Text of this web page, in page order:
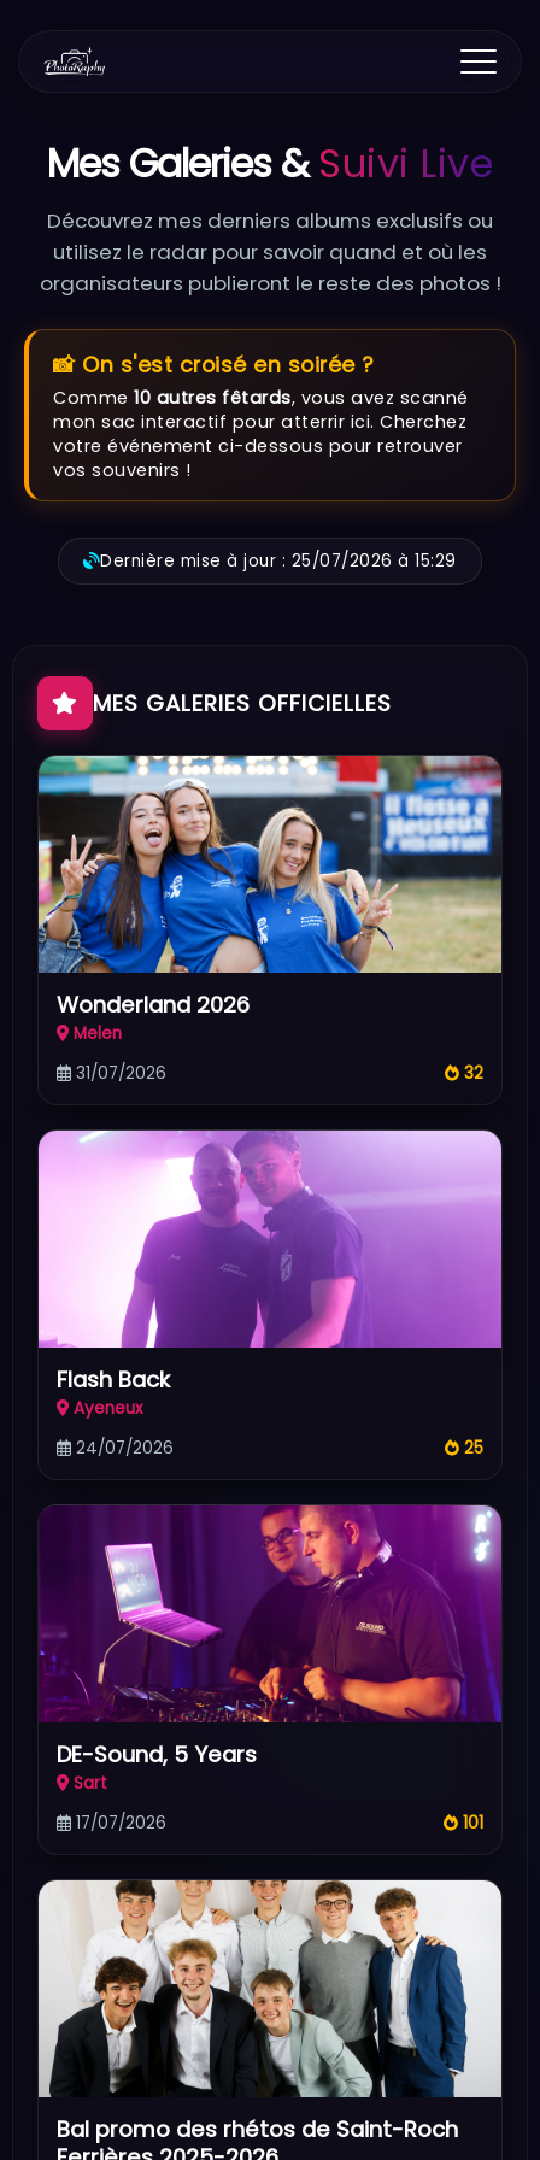
Mes Galeries &Suivi Live
Découvrez mes derniers albums exclusifs ou
utilisez le radar pour savoir quand et où les
organisateurs publieront le reste des photos !
📸 On s'est croisé en soirée ?
Comme 10 autres fêtards, vous avez scanné
mon sac interactif pour atterrir ici. Cherchez
votre événement ci-dessous pour retrouver
vos souvenirs !
Dernière mise à jour : 25/07/2026 à 15:29
MES GALERIES OFFICIELLES
Wonderland 2026
Melen
31/07/2026
32
Flash Back
Ayeneux
24/07/2026
25
DE-Sound, 5 Years
Sart
17/07/2026
101
Bal promo des rhétos de Saint-Roch